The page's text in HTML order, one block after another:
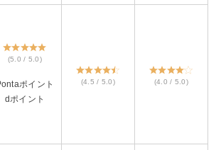
(5.0 / 5.0)
ポイント
dポイント
(4.5 / 5.0) (4.0 / 5.0)